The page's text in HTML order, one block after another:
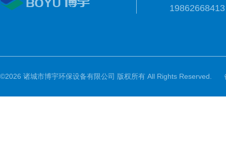
19862668413
©2026 诸城市博宇环保设备有限公司 版权所有 All Rights Reserved.